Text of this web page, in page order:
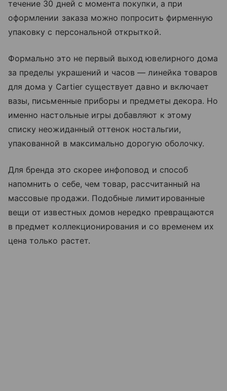
течение 30 дней с момента покупки, а при
оформлении заказа можно попросить фирменную
упаковку с персональной открыткой.
Формально это не первый выход ювелирного дома
за пределы украшений и часов — линейка товаров
для дома у Cartier существует давно и включает
вазы, письменные приборы и предметы декора. Но
именно настольные игры добавляют к этому
списку неожиданный оттенок ностальгии,
упакованной в максимально дорогую оболочку.
Для бренда это скорее инфоповод и способ
напомнить о себе, чем товар, рассчитанный на
массовые продажи. Подобные лимитированные
вещи от известных домов нередко превращаются
в предмет коллекционирования и со временем их
цена только растет.